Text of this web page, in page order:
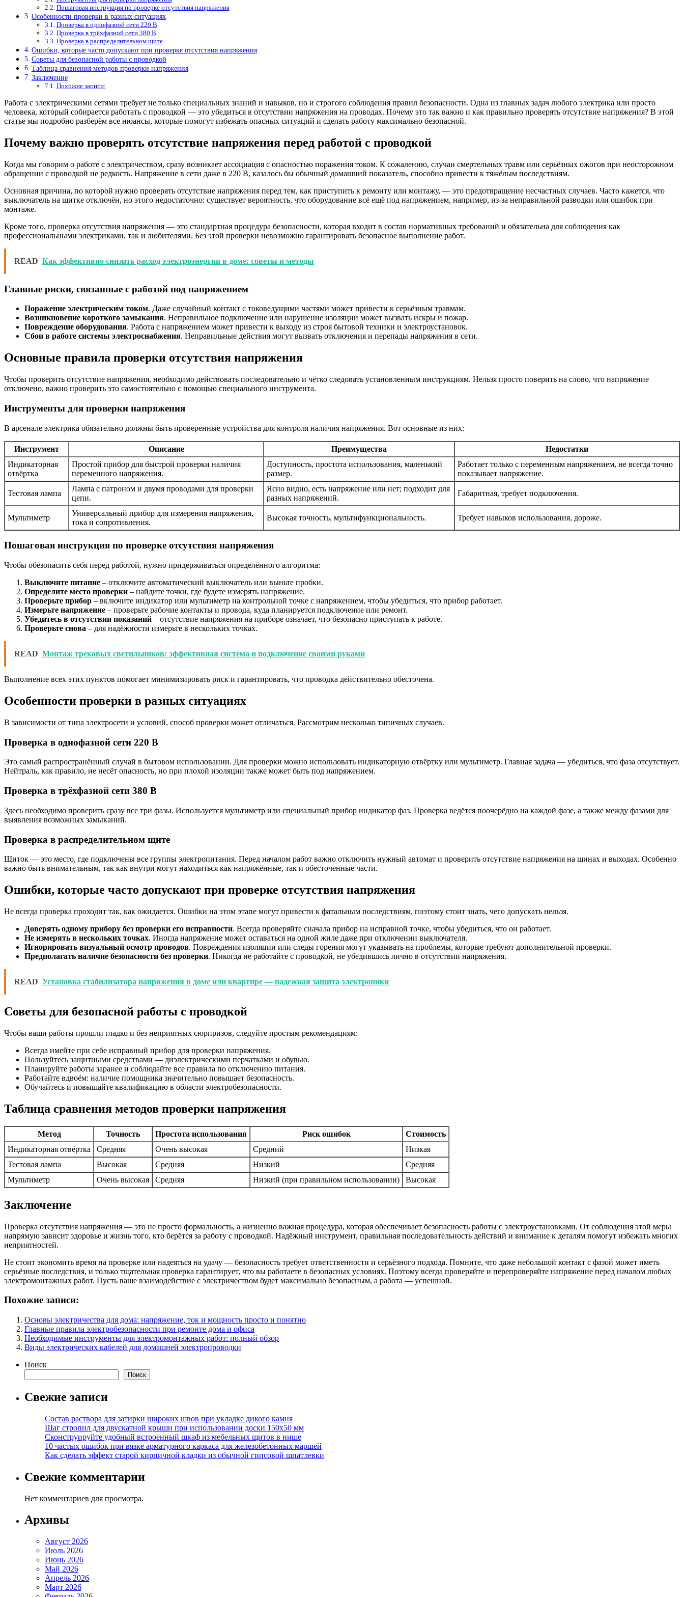
Пошаговая инструкция по проверке отсутствия напряжения
Особенности проверки в разных ситуациях
Проверка в однофазной сети 220 В
Проверка в трёхфазной сети 380 В
Проверка в распределительном щите
Ошибки, которые часто допускают при проверке отсутствия напряжения
Советы для безопасной работы с проводкой
Таблица сравнения методов проверки напряжения
Заключение
Похожие записи:
Работа с электрическими сетями требует не только специальных знаний и навыков, но и строгого соблюдения правил безопасности. Одна из главных задач любого электрика или просто
человека, который собирается работать с проводкой — это убедиться в отсутствии напряжения на проводах. Почему это так важно и как правильно проверять отсутствие напряжения? В этой
статье мы подробно разберём все нюансы, которые помогут избежать опасных ситуаций и сделать работу максимально безопасной.
Почему важно проверять отсутствие напряжения перед работой с проводкой
Когда мы говорим о работе с электричеством, сразу возникает ассоциация с опасностью поражения током. К сожалению, случаи смертельных травм или серьёзных ожогов при неосторожном
обращении с проводкой не редкость. Напряжение в сети даже в 220 В, казалось бы обычный домашний показатель, способно привести к тяжёлым последствиям.
Основная причина, по которой нужно проверять отсутствие напряжения перед тем, как приступить к ремонту или монтажу, — это предотвращение несчастных случаев. Часто кажется, что
выключатель на щитке отключён, но этого недостаточно: существует вероятность, что оборудование всё ещё под напряжением, например, из-за неправильной разводки или ошибок при
монтаже.
Кроме того, проверка отсутствия напряжения — это стандартная процедура безопасности, которая входит в состав нормативных требований и обязательна для соблюдения как
профессиональными электриками, так и любителями. Без этой проверки невозможно гарантировать безопасное выполнение работ.
READ Как эффективно снизить расход электроэнергии в доме: советы и методы
Главные риски, связанные с работой под напряжением
Поражение электрическим током. Даже случайный контакт с токоведущими частями может привести к серьёзным травмам.
Возникновение короткого замыкания. Неправильное подключение или нарушение изоляции может вызвать искры и пожар.
Повреждение оборудования. Работа с напряжением может привести к выходу из строя бытовой техники и электроустановок.
Сбои в работе системы электроснабжения. Неправильные действия могут вызвать отключения и перепады напряжения в сети.
Основные правила проверки отсутствия напряжения
Чтобы проверить отсутствие напряжения, необходимо действовать последовательно и чётко следовать установленным инструкциям. Нельзя просто поверить на слово, что напряжение
отключено, важно проверить это самостоятельно с помощью специального инструмента.
Инструменты для проверки напряжения
В арсенале электрика обязательно должны быть проверенные устройства для контроля наличия напряжения. Вот основные из них:
Инструмент Описание Преимущества
Недостатки
Индикаторная
отвёртка
Простой прибор для быстрой проверки наличия
переменного напряжения.
Доступность, простота использования, маленький
размер.
Работает только с переменным напряжением, не всегда точно
показывает напряжение.
Тестовая лампа
Лампа с патроном и двумя проводами для проверки
цепи.
Ясно видно, есть напряжение или нет; подходит для
разных напряжений.
Габаритная, требует подключения.
Мультиметр
Универсальный прибор для измерения напряжения,
тока и сопротивления.
Высокая точность, мультифункциональность. Требует навыков использования, дороже.
Пошаговая инструкция по проверке отсутствия напряжения
Чтобы обезопасить себя перед работой, нужно придерживаться определённого алгоритма:
Выключите питание – отключите автоматический выключатель или выньте пробки.
Определите место проверки – найдите точки, где будете измерять напряжение.
Проверьте прибор – включите индикатор или мультиметр на контрольной точке с напряжением, чтобы убедиться, что прибор работает.
Измерьте напряжение – проверьте рабочие контакты и провода, куда планируется подключение или ремонт.
Убедитесь в отсутствии показаний – отсутствие напряжения на приборе означает, что безопасно приступать к работе.
Проверьте снова – для надёжности измерьте в нескольких точках.
READ Монтаж трековых светильников: эффективная система и подключение своими руками
Выполнение всех этих пунктов помогает минимизировать риск и гарантировать, что проводка действительно обесточена.
Особенности проверки в разных ситуациях
В зависимости от типа электросети и условий, способ проверки может отличаться. Рассмотрим несколько типичных случаев.
Проверка в однофазной сети 220 В
Это самый распространённый случай в бытовом использовании. Для проверки можно использовать индикаторную отвёртку или мультиметр. Главная задача — убедиться, что фаза отсутствует.
Нейтраль, как правило, не несёт опасность, но при плохой изоляции также может быть под напряжением.
Проверка в трёхфазной сети 380 В
Здесь необходимо проверить сразу все три фазы. Используется мультиметр или специальный прибор индикатор фаз. Проверка ведётся поочерёдно на каждой фазе, а также между фазами для
выявления возможных замыканий.
Проверка в распределительном щите
Щиток — это место, где подключены все группы электропитания. Перед началом работ важно отключить нужный автомат и проверить отсутствие напряжения на шинах и выходах. Особенно
важно быть внимательным, так как внутри могут находиться как напряжённые, так и обесточенные части.
Ошибки, которые часто допускают при проверке отсутствия напряжения
Не всегда проверка проходит так, как ожидается. Ошибки на этом этапе могут привести к фатальным последствиям, поэтому стоит знать, чего допускать нельзя.
Доверять одному прибору без проверки его исправности. Всегда проверяйте сначала прибор на исправной точке, чтобы убедиться, что он работает.
Не измерять в нескольких точках. Иногда напряжение может оставаться на одной жиле даже при отключении выключателя.
Игнорировать визуальный осмотр проводов. Повреждения изоляции или следы горения могут указывать на проблемы, которые требуют дополнительной проверки.
Предполагать наличие безопасности без проверки. Никогда не работайте с проводкой, не убедившись лично в отсутствии напряжения.
READ Установка стабилизатора напряжения в доме или квартире — надежная защита электроники
Советы для безопасной работы с проводкой
Чтобы ваши работы прошли гладко и без неприятных сюрпризов, следуйте простым рекомендациям:
Всегда имейте при себе исправный прибор для проверки напряжения.
Пользуйтесь защитными средствами — диэлектрическими перчатками и обувью.
Планируйте работы заранее и соблюдайте все правила по отключению питания.
Работайте вдвоём: наличие помощника значительно повышает безопасность.
Обучайтесь и повышайте квалификацию в области электробезопасности.
Таблица сравнения методов проверки напряжения
Метод Точность Простота использования Риск ошибок
Стоимость
Индикаторная отвёртка
Средняя Очень высокая Средний
Низкая
Тестовая лампа
Высокая Средняя Низкий
Средняя
Мультиметр
Очень высокая Средняя Низкий (при правильном использовании) Высокая
Заключение
Проверка отсутствия напряжения — это не просто формальность, а жизненно важная процедура, которая обеспечивает безопасность работы с электроустановками. От соблюдения этой меры
напрямую зависит здоровье и жизнь того, кто берётся за работу с проводкой. Надёжный инструмент, правильная последовательность действий и внимание к деталям помогут избежать многих
неприятностей.
Не стоит экономить время на проверке или надеяться на удачу — безопасность требует ответственности и серьёзного подхода. Помните, что даже небольшой контакт с фазой может иметь
серьёзные последствия, и только тщательная проверка гарантирует, что вы работаете в безопасных условиях. Поэтому всегда проверяйте и перепроверяйте напряжение перед началом любых
электромонтажных работ. Пусть ваше взаимодействие с электричеством будет максимально безопасным, а работа — успешной.
Похожие записи:
Основы электричества для дома: напряжение, ток и мощность просто и понятно
Главные правила электробезопасности при ремонте дома и офиса
Необходимые инструменты для электромонтажных работ: полный обзор
Виды электрических кабелей для домашней электропроводки
Поиск
Поиск
Свежие записи
Состав раствора для затирки широких швов при укладке дикого камня
Шаг стропил для двускатной крыши при использовании доски 150х50 мм
Сконструируйте удобный встроенный шкаф из мебельных щитов в нише
10 частых ошибок при вязке арматурного каркаса для железобетонных маршей
Как сделать эффект старой кирпичной кладки из обычной гипсовой шпатлевки
Свежие комментарии
Нет комментариев для просмотра.
Архивы
Август 2026
Июль 2026
Июнь 2026
Май 2026
Апрель 2026
Март 2026